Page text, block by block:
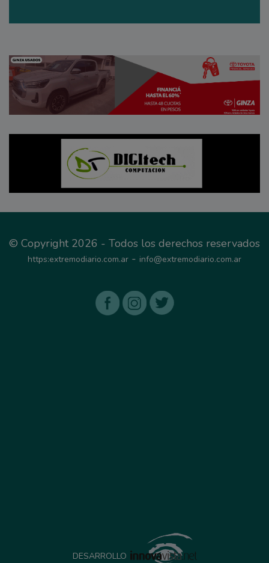
© Copyright 2026 - Todos los derechos reservados
https:extremodiario.com.ar - info@extremodiario.com.ar
DESARROLLO